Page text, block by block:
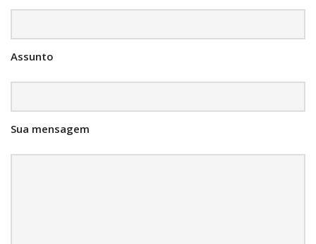
Language:
Assunto
Sua mensagem